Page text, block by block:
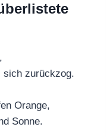
sich zurückzog.
Orange,
Sonne.